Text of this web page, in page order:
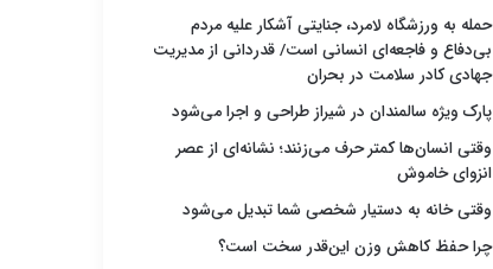
حمله به ورزشگاه لامرد، جنایتی آشکار علیه مردم
بی‌دفاع و فاجعه‌ای انسانی است/ قدردانی از مدیریت
جهادی کادر سلامت در بحران
پارک ویژه سالمندان در شیراز طراحی و اجرا می‌شود
وقتی انسان‌ها کمتر حرف می‌زنند؛ نشانه‌ای از عصر
انزوای خاموش
وقتی خانه به دستیار شخصی شما تبدیل می‌شود
چرا حفظ کاهش وزن این‌قدر سخت است؟